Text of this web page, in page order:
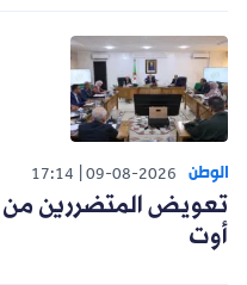
الوطن 09-08-2026
17:14
تعويض المتضررين من
أوت